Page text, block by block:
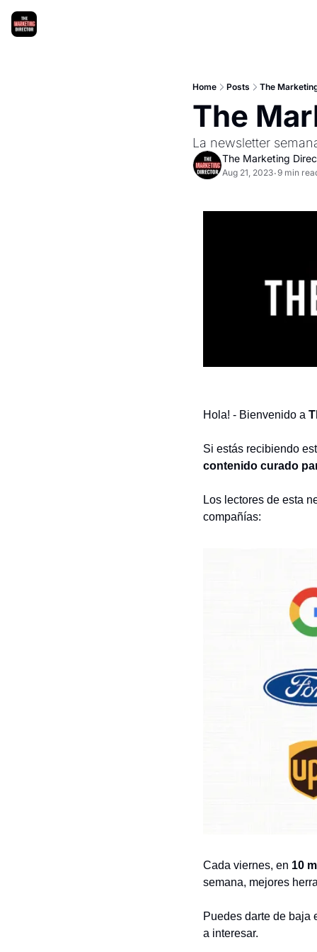
Home Posts The
The
La newsletter
The Marketing
Aug 21, 2023•9 min
Hola! - Bienvenido a
Si estás recibiendo
contenido curado
Los lectores de esta
compañías:
Cada viernes, en 10
semana, mejores
Puedes darte de baja
a interesar.